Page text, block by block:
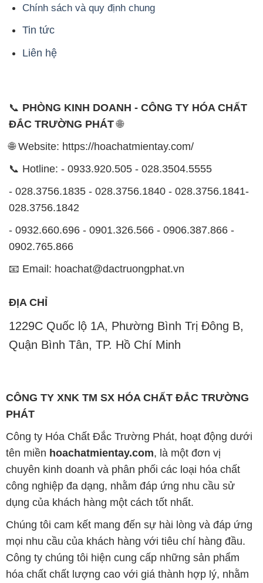
Chính sách và quy định chung
Tin tức
Liên hệ
📞 PHÒNG KINH DOANH - CÔNG TY HÓA CHẤT
ĐẮC TRƯỜNG PHÁT🌐
🌐 Website: https://hoachatmientay.com/
📞 Hotline: - 0933.920.505 - 028.3504.5555
- 028.3756.1835 - 028.3756.1840 - 028.3756.1841-
028.3756.1842
- 0932.660.696 - 0901.326.566 - 0906.387.866 -
0902.765.866
📧 Email: hoachat@dactruongphat.vn
ĐỊA CHỈ
1229C Quốc lộ 1A, Phường Bình Trị Đông B,
Quận Bình Tân, TP. Hồ Chí Minh
CÔNG TY XNK TM SX HÓA CHẤT ĐẮC TRƯỜNG
PHÁT
Công ty Hóa Chất Đắc Trường Phát, hoạt động dưới
tên miền hoachatmientay.com, là một đơn vị
chuyên kinh doanh và phân phối các loại hóa chất
công nghiệp đa dạng, nhằm đáp ứng nhu cầu sử
dụng của khách hàng một cách tốt nhất.
Chúng tôi cam kết mang đến sự hài lòng và đáp ứng
mọi nhu cầu của khách hàng với tiêu chí hàng đầu.
Công ty chúng tôi hiện cung cấp những sản phẩm
hóa chất chất lượng cao với giá thành hợp lý, nhằm